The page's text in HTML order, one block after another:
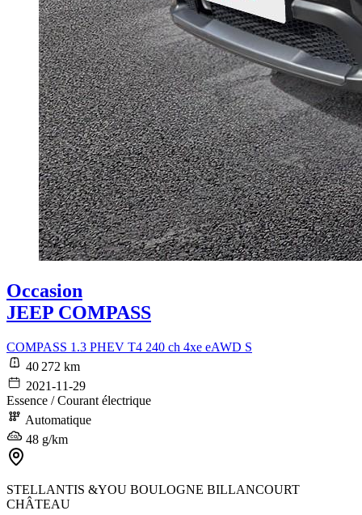
Occasion
JEEP COMPASS
COMPASS 1.3 PHEV T4 240 ch 4xe eAWD S
40 272 km
2021-11-29
Essence / Courant électrique
Automatique
48 g/km
STELLANTIS &YOU BOULOGNE BILLANCOURT
CHÂTEAU